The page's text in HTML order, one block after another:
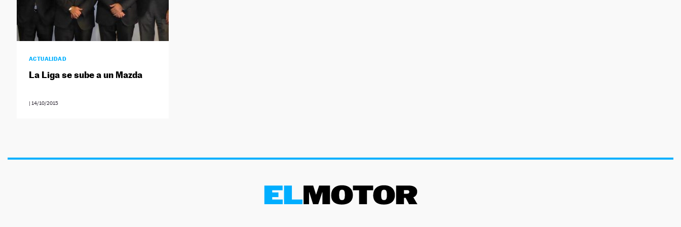
ACTUALIDAD
La Liga se sube a un Mazda
| 14/10/2015